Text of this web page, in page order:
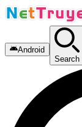
Android
Search